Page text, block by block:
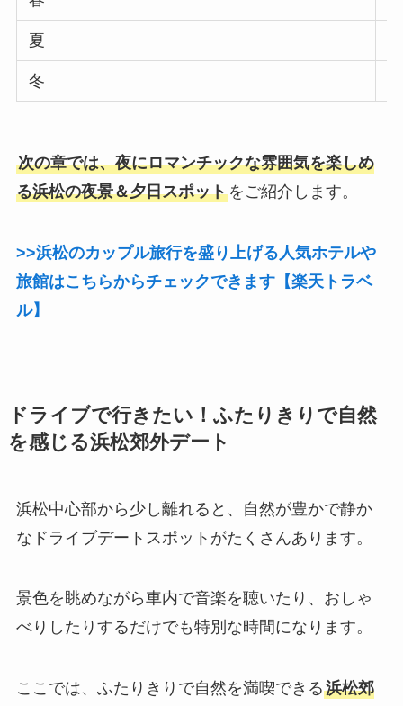
夏
冬
次の章では、夜にロマンチックな雰囲気を楽しめ
る浜松の夜景＆夕日スポットをご紹介します。
>>浜松のカップル旅行を盛り上げる人気ホテルや
旅館はこちらからチェックできます【楽天トラベ
ル】
ドライブで行きたい！ふたりきりで自然
を感じる浜松郊外デート
浜松中心部から少し離れると、自然が豊かで静か
なドライブデートスポットがたくさんあります。
景色を眺めながら車内で音楽を聴いたり、おしゃ
べりしたりするだけでも特別な時間になります。
ここでは、ふたりきりで自然を満喫できる浜松郊